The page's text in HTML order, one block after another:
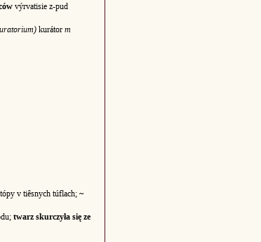
výrvatisie z-pud
kurátor m
v tiêsnych túflach; ~
twarz skurczyła się ze